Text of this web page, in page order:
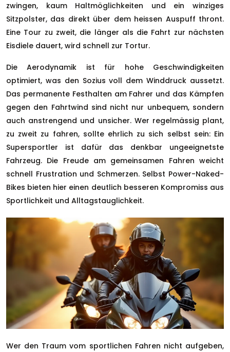
zwingen, kaum Haltmöglichkeiten und ein winziges
Sitzpolster, das direkt über dem heissen Auspuff thront.
Eine Tour zu zweit, die länger als die Fahrt zur nächsten
Eisdiele dauert, wird schnell zur Tortur.
Die Aerodynamik ist für hohe Geschwindigkeiten
optimiert, was den Sozius voll dem Winddruck aussetzt.
Das permanente Festhalten am Fahrer und das Kämpfen
gegen den Fahrtwind sind nicht nur unbequem, sondern
auch anstrengend und unsicher. Wer regelmässig plant,
zu zweit zu fahren, sollte ehrlich zu sich selbst sein: Ein
Supersportler ist dafür das denkbar ungeeignetste
Fahrzeug. Die Freude am gemeinsamen Fahren weicht
schnell Frustration und Schmerzen. Selbst Power-Naked-
Bikes bieten hier einen deutlich besseren Kompromiss aus
Sportlichkeit und Alltagstauglichkeit.
Wer den Traum vom sportlichen Fahren nicht aufgeben,